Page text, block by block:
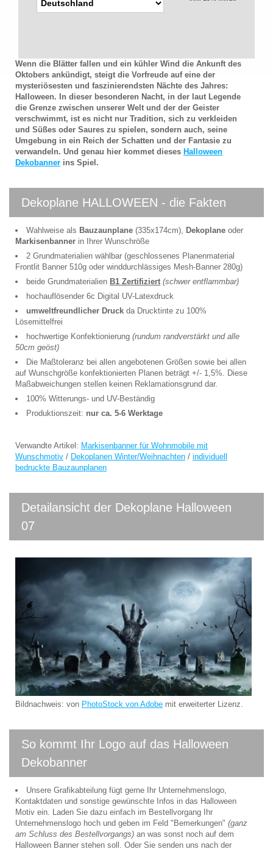
Wenn die Blätter fallen und ein kühler Wind die Ankunft des
Oktobers ankündigt, steigt die Vorfreude auf eine der
mysteriösesten und faszinierendsten Nächte des Jahres:
Halloween. In dieser besonderen Nacht, in der laut Legende
die Grenze zwischen unserer Welt und der der Geister
verschwimmt, ist es nicht nur Tradition, sich zu verkleiden
und Süßes oder Saures zu spielen, sondern auch, seine
Umgebung in ein Reich der Schatten und der Fantasie zu
verwandeln. Und genau hier kommet dieses Halloween
Dekobanner ins Spiel.
Dekoplane HALLOWEEN - die Fakten
Wahlweise als Bauzaunplane (335x174cm), Dekoplane oder
Markisenbanner in Ihrer Wunschröße
2 Grundmaterialien wählbar (geschlossenes Planenmaterial
Frontlit Banner 510g oder winddurchlässiges Mesh-Banner 280g)
beide Grundmaterialien B1 Zertifiziert (schwer entflammbar)
hochauflösender 6c Digital UV-Latexdruck
umweltfreundlicher Druck da Drucktinte zu 100%
Lösemittelfrei
hochwertige Konfektionierung (rundum randverstärkt und alle
50cm geöst)
Die Maßtoleranz bei allen angebotenen Größen sowie bei allen
auf Wunschgröße konfektionierten Planen beträgt +/- 1,5%. Diese
Maßabweichungen stellen keinen Reklamationsgrund dar.
100% Witterungs- und UV-Beständig
Produktionszeit: nur ca. 5-6 Werktage
Verwandte Artikel: Markisenbanner für Wohnmobile mit
Wunschmotiv / Dekoplanen Winter/Weihnachten / individuell
bedruckte Bauzaunplanen
Detailansicht der Dekoplane Halloween
07
Bildnachweis: von PhotoStock von Adobe mit erweiterter Lizenz.
So kommt Ihr Logo auf das Halloween
Dekobanner
Unsere Grafikabteilung fügt gerne Ihr Unternehmenslogo,
Kontaktdaten und sonstige gewünschte Infos in das Halloween
Motiv ein. Laden Sie dazu einfach im Bestellvorgang Ihr
Unternehmenslogo hoch und geben im Feld "Bemerkungen" (ganz
am Schluss des Bestellvorgangs) an was sonst noch auf dem
Halloween Banner stehen soll. Oder Sie senden uns nach der